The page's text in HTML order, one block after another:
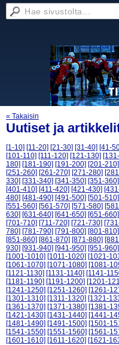
« Takaisin
Uutiset ja
[1-10] [11-20] [21-30] [31-40] [41-
[101-110] [111-120] [121-130]
180] [181-190] [191-200] [201-210]
[251-260] [261-270] [271-280]
330] [331-340] [341-350] [351-360]
[401-410] [411-420] [421-430]
480] [481-490] [491-500] [501-510]
[551-560] [561-570] [571-580]
630] [631-640] [641-650] [651-660]
[701-710] [711-720] [721-730]
780] [781-790] [791-800] [801-810]
[851-860] [861-870] [871-880]
930] [931-940] [941-950] [951-960]
[1001-1010] [1011-1020] [1021-
[1061-1070] [1071-1080] [1081-
[1121-1130] [1131-1140] [1141-
[1181-1190] [1191-1200] [1201-
[1241-1250] [1251-1260] [1261-
[1301-1310] [1311-1320] [1321-
[1361-1370] [1371-1380] [1381-
[1421-1430] [1431-1440] [1441-
[1481-1490] [1491-1500] [1501-
[1541-1550] [1551-1560] [1561-
[1601-1610] [1611-1620] [1621-